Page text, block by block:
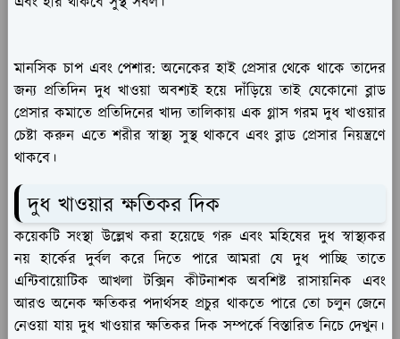
মানসিক চাপ এবং পেশার: অনেকের হাই প্রেসার থেকে থাকে তাদের
জন্য প্রতিদিন দুধ খাওয়া অবশ্যই হয়ে দাঁড়িয়ে তাই যেকোনো ব্লাড
প্রেসার কমাতে প্রতিদিনের খাদ্য তালিকায় এক গ্লাস গরম দুধ খাওয়ার
চেষ্টা করুন এতে শরীর স্বাস্থ্য সুস্থ থাকবে এবং ব্লাড প্রেসার নিয়ন্ত্রণে
থাকবে।
দুধ খাওয়ার ক্ষতিকর দিক
কয়েকটি সংস্থা উল্লেখ করা হয়েছে গরু এবং মহিষের দুধ স্বাস্থ্যকর
নয় হার্কের দুর্বল করে দিতে পারে আমরা যে দুধ পাচ্ছি তাতে
এন্টিবায়োটিক আখলা টক্সিন কীটনাশক অবশিষ্ট রাসায়নিক এবং
আরও অনেক ক্ষতিকর পদার্থসহ প্রচুর থাকতে পারে তো চলুন জেনে
নেওয়া যায় দুধ খাওয়ার ক্ষতিকর দিক সম্পর্কে বিস্তারিত নিচে দেখুন।